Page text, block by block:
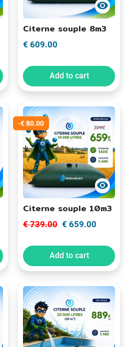
visibility
Citerne souple 8m3
€ 609.00
Add to cart
-€ 80.00
visibility
Citerne souple 10m3
€ 739.00 € 659.00
Add to cart